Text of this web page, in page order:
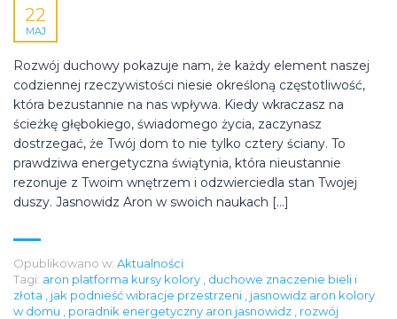
22
MAJ
Rozwój duchowy pokazuje nam, że każdy element naszej
codziennej rzeczywistości niesie określoną częstotliwość,
która bezustannie na nas wpływa. Kiedy wkraczasz na
ścieżkę głębokiego, świadomego życia, zaczynasz
dostrzegać, że Twój dom to nie tylko cztery ściany. To
prawdziwa energetyczna świątynia, która nieustannie
rezonuje z Twoim wnętrzem i odzwierciedla stan Twojej
duszy. Jasnowidz Aron w swoich naukach […]
Opublikowano w: Aktualności
Tagi: aron platforma kursy kolory
duchowe znaczenie bieli i
złota
jak podnieść wibracje przestrzeni
jasnowidz aron kolory
w domu
poradnik energetyczny aron jasnowidz
rozwój